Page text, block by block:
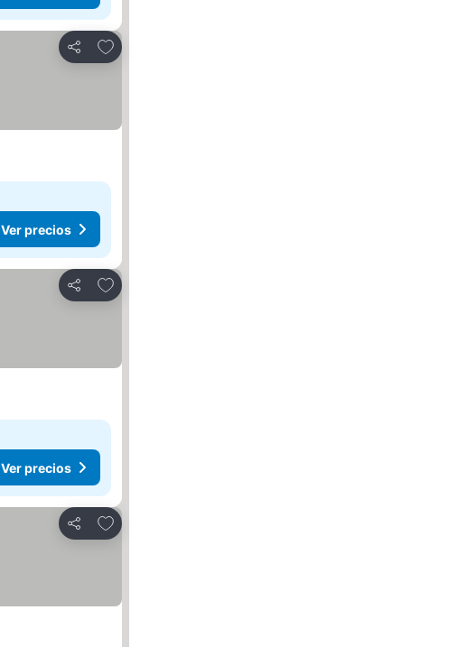
Compartir
Agregar a favoritos
Ver precios
Compartir
Agregar a favoritos
Ver precios
Compartir
Agregar a favoritos